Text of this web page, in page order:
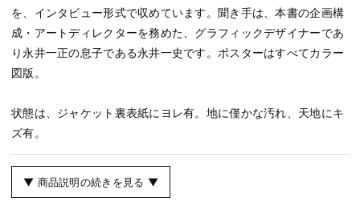
を、インタビュー形式で収めています。聞き手は、本書の企画構
成・アートディレクターを務めた、グラフィックデザイナーであ
り永井一正の息子である永井一史です。ポスターはすべてカラー
図版。
状態は、ジャケット裏表紙にヨレ有。地に僅かな汚れ、天地にキ
ズ有。
▼ 商品説明の続きを見る ▼